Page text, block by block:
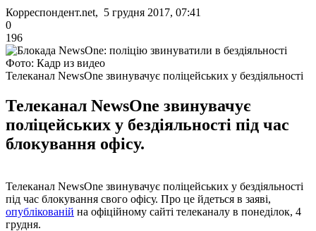
Корреспондент.net, 5 грудня 2017, 07:41
0
196
Фото: Кадр из видео
Телеканал NewsOne звинувачує поліцейських у бездіяльності
Телеканал NewsOne звинувачує
поліцейських у бездіяльності під час
блокування офісу.
Телеканал NewsOne звинувачує поліцейських у бездіяльності
під час блокування свого офісу. Про це йдеться в заяві,
опублікованій на офіційному сайті телеканалу в понеділок, 4
грудня.